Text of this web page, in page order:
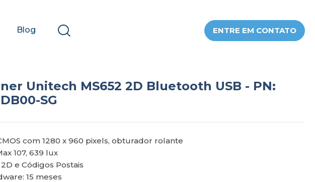
Blog ENTRE EM CONTATO
Unitech MS652 2D Bluetooth USB - PN:
SG
com 1280 x 960 pixels, obturador rolante
107, 639 lux
e Códigos Postais
15 meses